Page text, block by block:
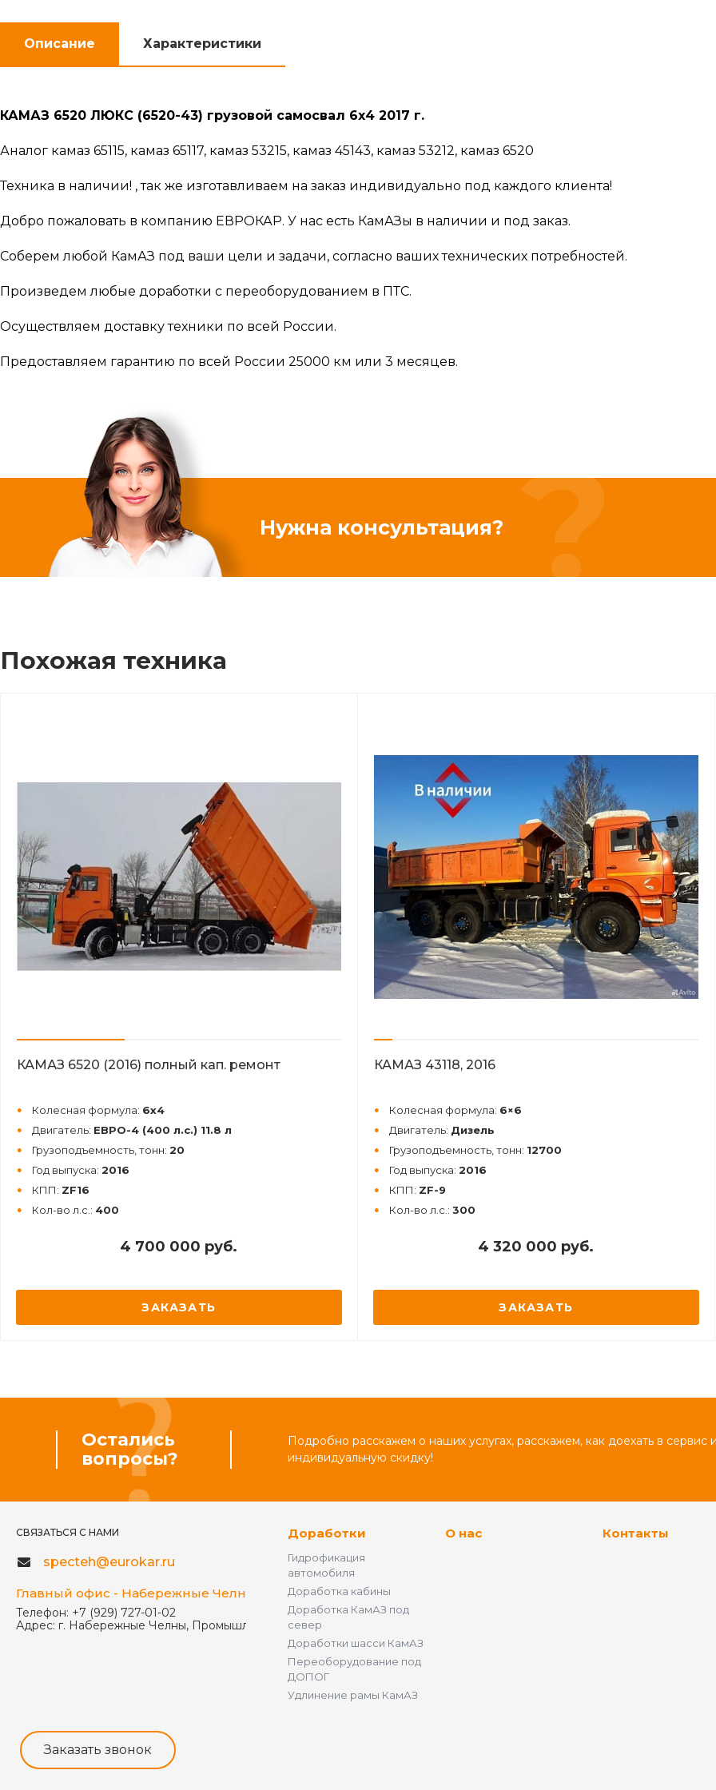
Описание Характеристики
КАМАЗ 6520 ЛЮКС (6520-43) грузовой самосвал 6х4 2017 г.
Аналог камаз 65115, камаз 65117, камаз 53215, камаз 45143, камаз 53212, камаз 6520
Техника в наличии! , так же изготавливаем на заказ индивидуально под каждого клиента!
Добро пожаловать в компанию ЕВРОКАР. У нас есть КамАЗы в наличии и под заказ.
Соберем любой КамАЗ под ваши цели и задачи, согласно ваших технических потребностей.
Произведем любые доработки с переоборудованием в ПТС.
Осуществляем доставку техники по всей России.
Предоставляем гарантию по всей России 25000 км или 3 месяцев.
Нужна консультация?
Похожая техника
КАМАЗ 6520 (2016) полный кап. ремонт
Колесная формула: 6х4
Двигатель: ЕВРО-4 (400 л.с.) 11.8 л
Грузоподъемность, тонн: 20
Год выпуска: 2016
КПП: ZF16
Кол-во л.с.: 400
4 700 000 руб.
ЗАКАЗАТЬ
КАМАЗ 43118, 2016
Колесная формула: 6×6
Двигатель: Дизель
Грузоподъемность, тонн: 12700
Год выпуска: 2016
КПП: ZF-9
Кол-во л.с.: 300
4 320 000 руб.
ЗАКАЗАТЬ
Остались
вопросы?
Подробно расскажем о наших услугах, расскажем, как доехать в сервис
индивидуальную скидку!
СВЯЗАТЬСЯ С НАМИ
specteh@eurokar.ru
Главный офис - Набережные Челны
Телефон: +7 (929) 727-01-02
Адрес: г. Набережные Челны, Промышленная улица, дом 68
Доработки
Гидрофикация
автомобиля
Доработка кабины
Доработка КамАЗ под
север
Доработки шасси КамАЗ
Переоборудование под
ДОПОГ
Удлинение рамы КамАЗ
О нас Контакты
Заказать звонок